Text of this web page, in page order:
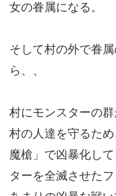
女の眷属になる。
そして村の外で眷
ら、、
村にモンスターの群
村の人達を守るた
魔槍」で凶暴化し
ターを全滅させたフ